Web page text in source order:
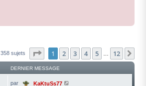
358 sujets Page sur12
1 2 3 4 5 12
DERNIER MESSAGE
par
KaKtuSs77